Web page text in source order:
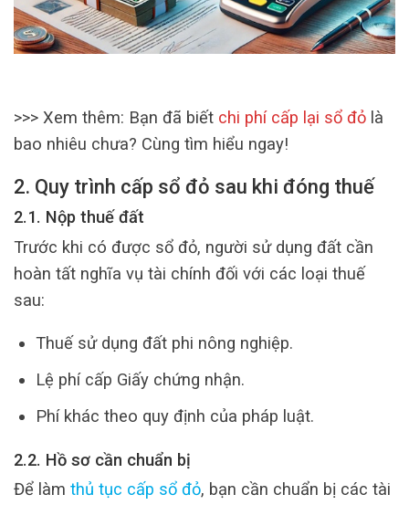
>>> Xem thêm: Bạn đã biết chi phí cấp lại sổ đỏ là
bao nhiêu chưa? Cùng tìm hiểu ngay!
2. Quy trình cấp sổ đỏ sau khi đóng thuế
2.1. Nộp thuế đất
Trước khi có được sổ đỏ, người sử dụng đất cần
hoàn tất nghĩa vụ tài chính đối với các loại thuế
sau:
Thuế sử dụng đất phi nông nghiệp.
Lệ phí cấp Giấy chứng nhận.
Phí khác theo quy định của pháp luật.
2.2. Hồ sơ cần chuẩn bị
Để làm thủ tục cấp sổ đỏ, bạn cần chuẩn bị các tài